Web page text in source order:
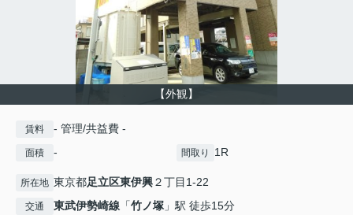
【外観】
賃料 - 管理/共益費 -
面積 - 間取り 1R
所在地 東京都足立区東伊興２丁目1-22
交通 東武伊勢崎線 「竹ノ塚 」駅 徒歩15分